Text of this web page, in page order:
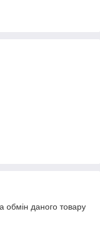
обмін даного товару